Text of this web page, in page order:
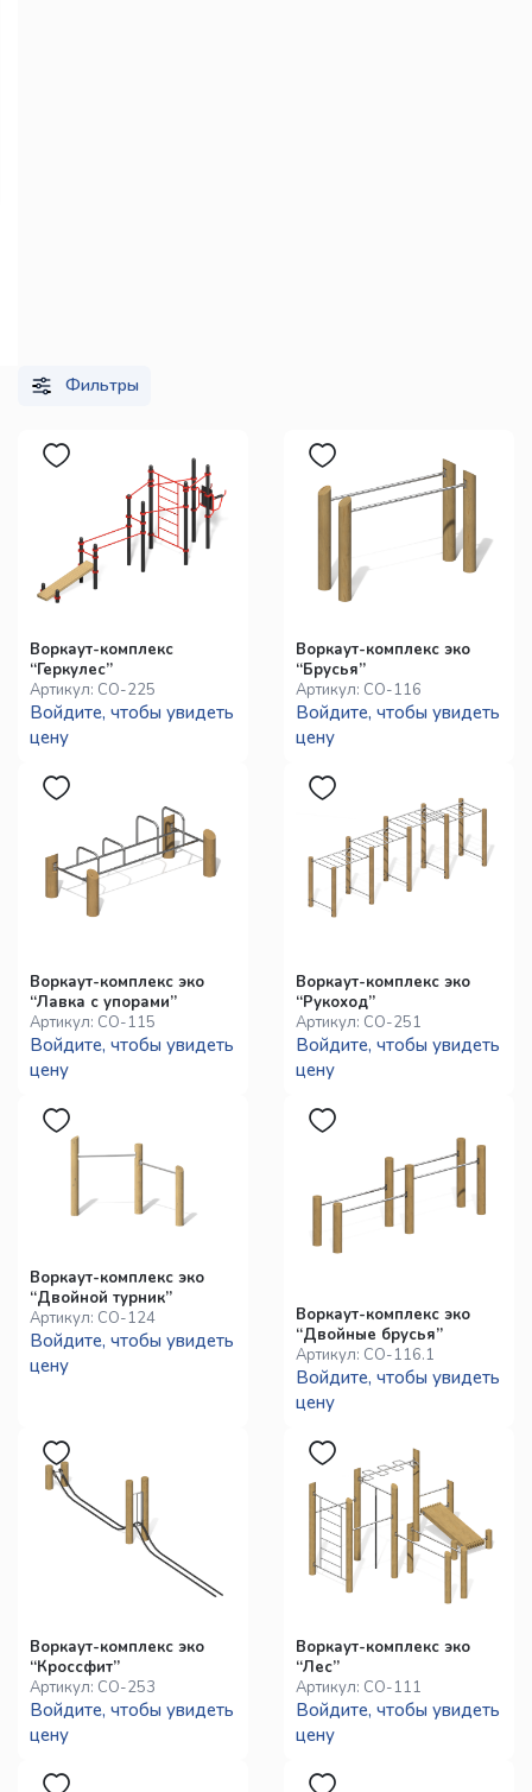
Фильтры
Воркаут-комплекс
“Геркулес”
Артикул: СО-225
Войдите, чтобы увидеть
цену
Воркаут-комплекс эко
“Брусья”
Артикул: СО-116
Войдите, чтобы увидеть
цену
Воркаут-комплекс эко
“Лавка с упорами”
Артикул: СО-115
Войдите, чтобы увидеть
цену
Воркаут-комплекс эко
“Рукоход”
Артикул: СО-251
Войдите, чтобы увидеть
цену
Воркаут-комплекс эко
“Двойной турник”
Артикул: СО-124
Войдите, чтобы увидеть
цену
Воркаут-комплекс эко
“Двойные брусья”
Артикул: СО-116.1
Войдите, чтобы увидеть
цену
Воркаут-комплекс эко
“Кроссфит”
Артикул: СО-253
Войдите, чтобы увидеть
цену
Воркаут-комплекс эко
“Лес”
Артикул: СО-111
Войдите, чтобы увидеть
цену